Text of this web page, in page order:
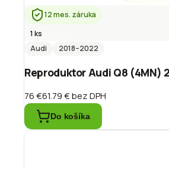
12 mes. záruka
1 ks
Audi
2018–2022
Reproduktor Audi Q8 (4MN)
76 €61.79 €bez DPH
Do košíka